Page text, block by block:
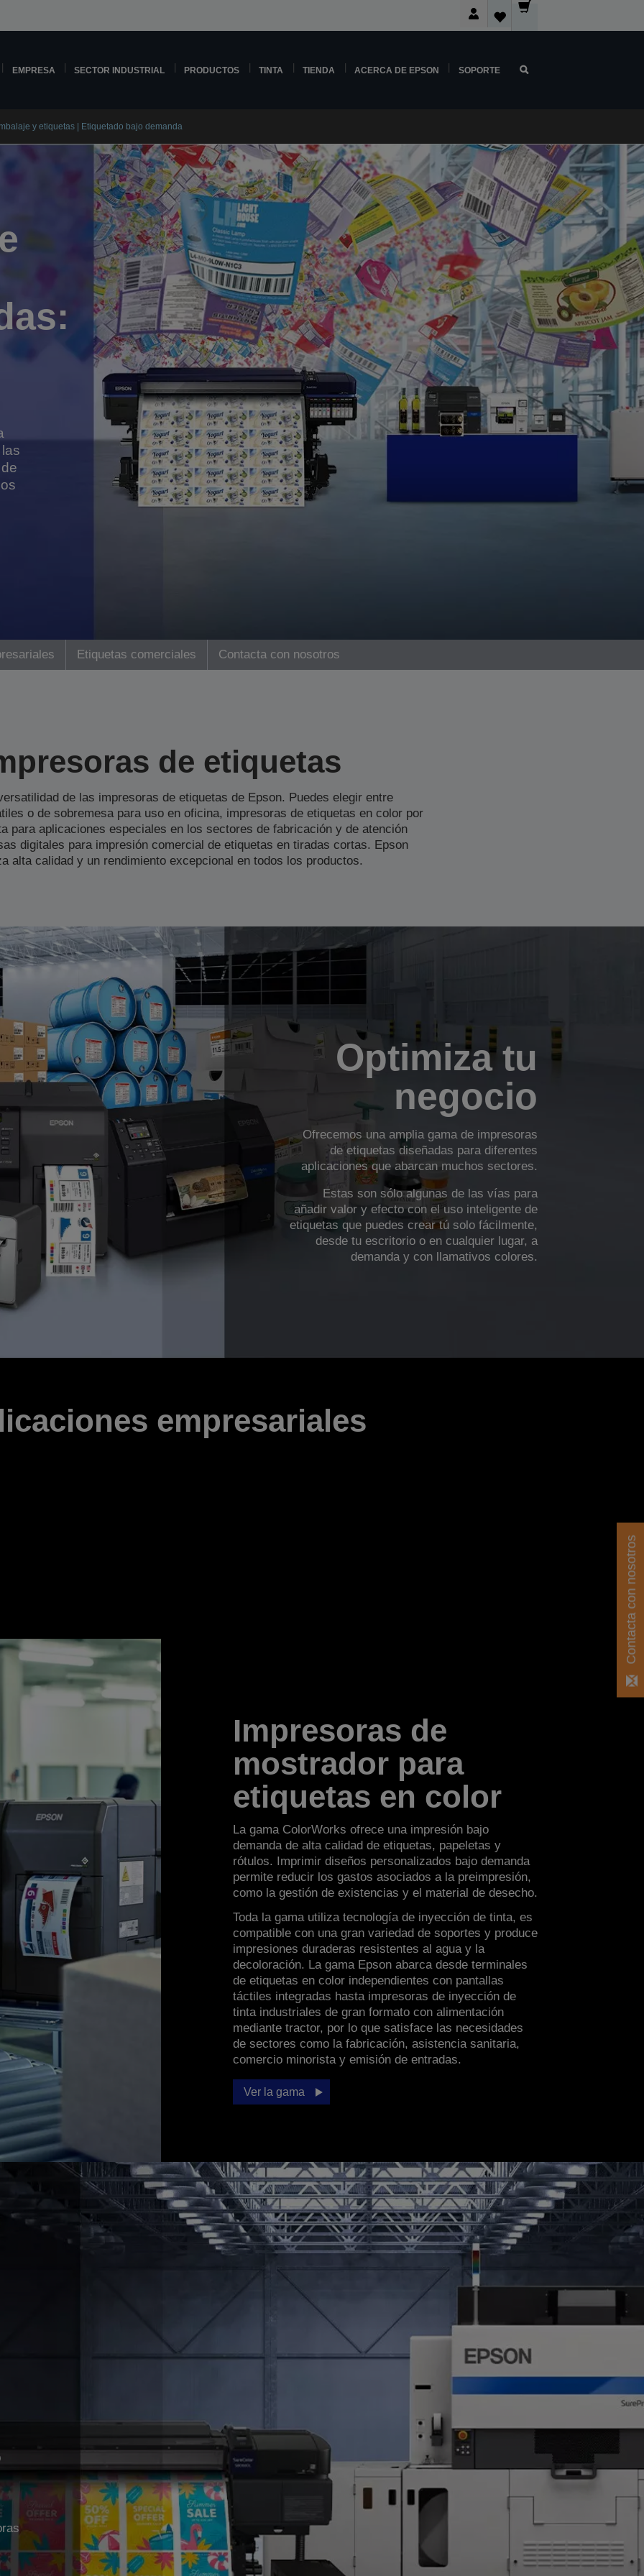
EMPRESA SECTOR INDUSTRIAL PRODUCTOS TINTA TIENDA ACERCA DE EPSON SOPORTE
y etiquetas | Etiquetado bajo demanda
Etiquetas comerciales Contacta con nosotros
de etiquetas
de las impresoras de etiquetas de Epson. Puedes elegir entre
o de sobremesa para uso en oficina, impresoras de etiquetas en color por
para aplicaciones especiales en los sectores de fabricación y de atención
digitales para impresión comercial de etiquetas en tiradas cortas. Epson
alta calidad y un rendimiento excepcional en todos los productos.
Optimiza tu
negocio
Ofrecemos una amplia gama de impresoras
de etiquetas diseñadas para diferentes
aplicaciones que abarcan muchos sectores.
Estas son sólo algunas de las vías para
añadir valor y efecto con el uso inteligente de
etiquetas que puedes crear tú solo fácilmente,
desde tu escritorio o en cualquier lugar, a
demanda y con llamativos colores.
empresariales
Impresoras de
mostrador para
etiquetas en color
La gama ColorWorks ofrece una impresión bajo
demanda de alta calidad de etiquetas, papeletas y
rótulos. Imprimir diseños personalizados bajo demanda
permite reducir los gastos asociados a la preimpresión,
como la gestión de existencias y el material de desecho.
Toda la gama utiliza tecnología de inyección de tinta, es
compatible con una gran variedad de soportes y produce
impresiones duraderas resistentes al agua y la
decoloración. La gama Epson abarca desde terminales
de etiquetas en color independientes con pantallas
táctiles integradas hasta impresoras de inyección de
tinta industriales de gran formato con alimentación
mediante tractor, por lo que satisface las necesidades
de sectores como la fabricación, asistencia sanitaria,
comercio minorista y emisión de entradas.
Ver la gama
Contacta con nosotros